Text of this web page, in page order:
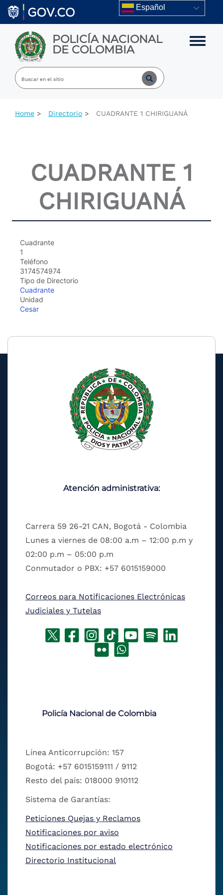
Skip to main content Español
POLICÍA NACIONAL
DE COLOMBIA Toggle
Home Directorio CUADRANTE 1 CHIRIGUANÁ
CUADRANTE 1
CHIRIGUANÁ
Cuadrante
1
Teléfono
3174574974
Tipo de Directorio
Cuadrante
Unidad
Cesar
Atención administrativa:
Carrera 59 26-21 CAN, Bogotá - Colombia
Lunes a viernes de 08:00 a.m – 12:00 p.m y
02:00 p.m – 05:00 p.m
Conmutador o PBX: +57 6015159000
Correos para Notificaciones Electrónicas
Judiciales y Tutelas
Policía Nacional de Colombia
Línea Anticorrupción: 157
Bogotá: +57 6015159111 / 9112
Resto del país: 018000 910112
Sistema de Garantías:
Peticiones Quejas y Reclamos
Notificaciones por aviso
Notificaciones por estado electrónico
Directorio Institucional